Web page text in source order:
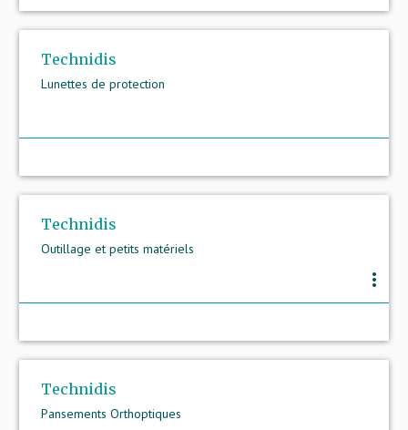
Technidis
Lunettes de protection
Technidis
Outillage et petits matériels
more_vert
Technidis
Pansements Orthoptiques